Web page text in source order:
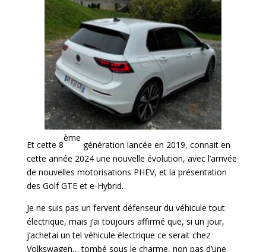
Et cette 8
ème
génération lancée en 2019, connait en
cette année 2024 une nouvelle évolution, avec l’arrivée
de nouvelles motorisations PHEV, et la présentation
des Golf GTE et e-Hybrid.
Je ne suis pas un fervent défenseur du véhicule tout
électrique, mais j’ai toujours affirmé que, si un jour,
j’achetai un tel véhicule électrique ce serait chez
Volkswagen… tombé sous le charme, non pas d’une